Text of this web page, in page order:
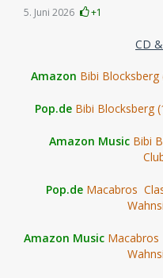
5. Juni 2026 +1
CD
Amazon Bibi Blocksberg
Pop.de Bibi Blocksberg
Amazon Music Bibi
Pop.de Macabros
Amazon Music Macabros